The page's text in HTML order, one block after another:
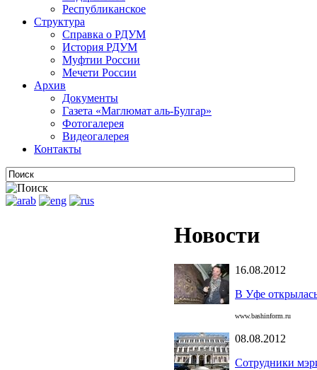
Республиканское
Структура
Справка о РДУМ
История РДУМ
Муфтии России
Мечети России
Архив
Документы
Газета «Маглюмат аль-Булгар»
Фотогалерея
Видеогалерея
Контакты
Новости
16.08.2012
В Уфе
www.bashinform.ru
08.08.2012
Сотрудники